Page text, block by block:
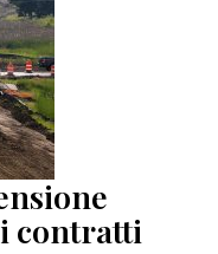
contratti